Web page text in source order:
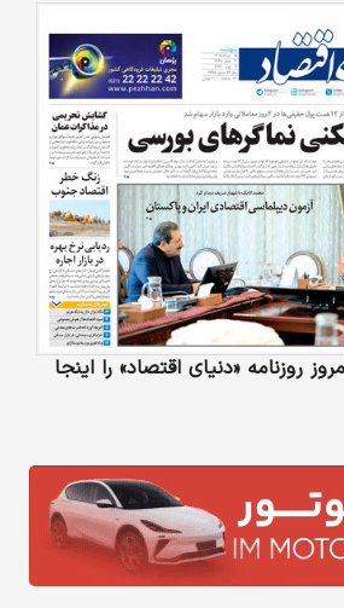
روزنامه «دنیای‌ اقتصاد» را اینجا